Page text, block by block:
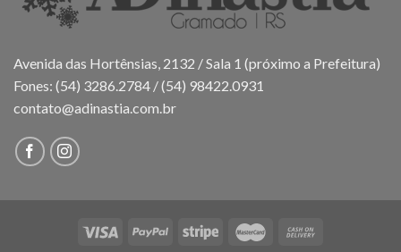
Avenida das Hortênsias, 2132 / Sala 1 (próximo a Prefeitura)
Fones: (54) 3286.2784 / (54) 98422.0931
contato@adinastia.com.br